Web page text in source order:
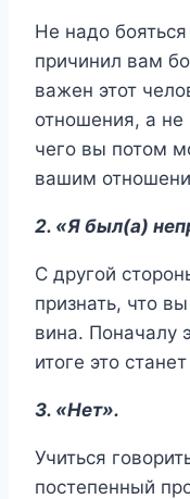
Не надо
причинил вам
важен этот
отношения, а не
чего вы потом
вашим
2. «Я был(а)
С другой
признать, что
вина. Поначалу
итоге это
3. «Нет».
Учиться
постепенный